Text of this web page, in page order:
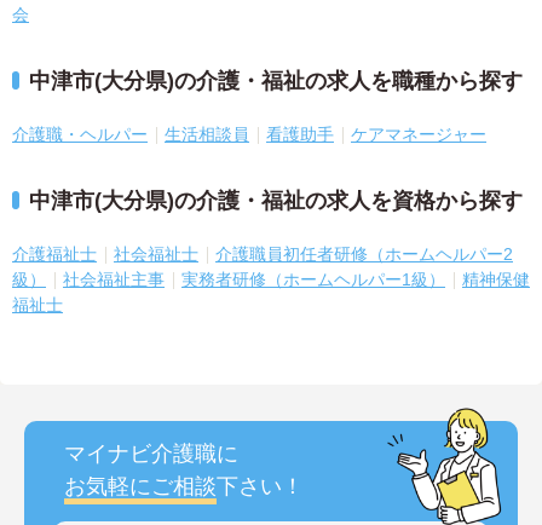
会
中津市(大分県)の介護・福祉の求人を職種から探す
介護職・ヘルパー 生活相談員 看護助手 ケアマネージャー
中津市(大分県)の介護・福祉の求人を資格から探す
介護福祉士 社会福祉士
介護職員初任者研修（ホームヘルパー2
級）
社会福祉主事 実務者研修（ホームヘルパー1級）
精神保健
福祉士
マイナビ介護職に
お気軽にご相談下さい！